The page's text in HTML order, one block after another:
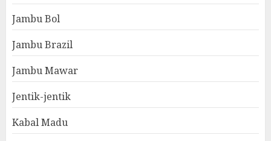
Jambu Bol
Jambu Brazil
Jambu Mawar
Jentik-jentik
Kabal Madu